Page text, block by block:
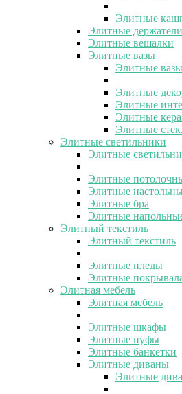
Элитные
Элитные
Элитные вешалки
Элитные вазы
Элитные вазы
Элитные
Элитные
Элитные
Элитные
Элитные светильники
Элитные
Элитные
Элитные
Элитные бра
Элитные
Элитный текстиль
Элитный текстиль
Элитные пледы
Элитные
Элитная мебель
Элитная мебель
Элитные шкафы
Элитные пуфы
Элитные банкетки
Элитные диваны
Элитные